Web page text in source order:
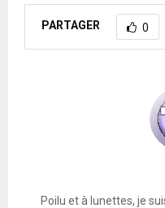
PARTAGER 0
Poilu et à lunettes, je